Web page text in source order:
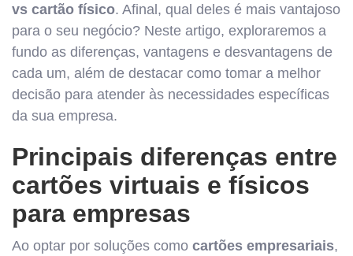
vs cartão físico. Afinal, qual deles é mais vantajoso
para o seu negócio? Neste artigo, exploraremos a
fundo as diferenças, vantagens e desvantagens de
cada um, além de destacar como tomar a melhor
decisão para atender às necessidades específicas
da sua empresa.
Principais diferenças entre
cartões virtuais e físicos
para empresas
Ao optar por soluções como cartões empresariais,